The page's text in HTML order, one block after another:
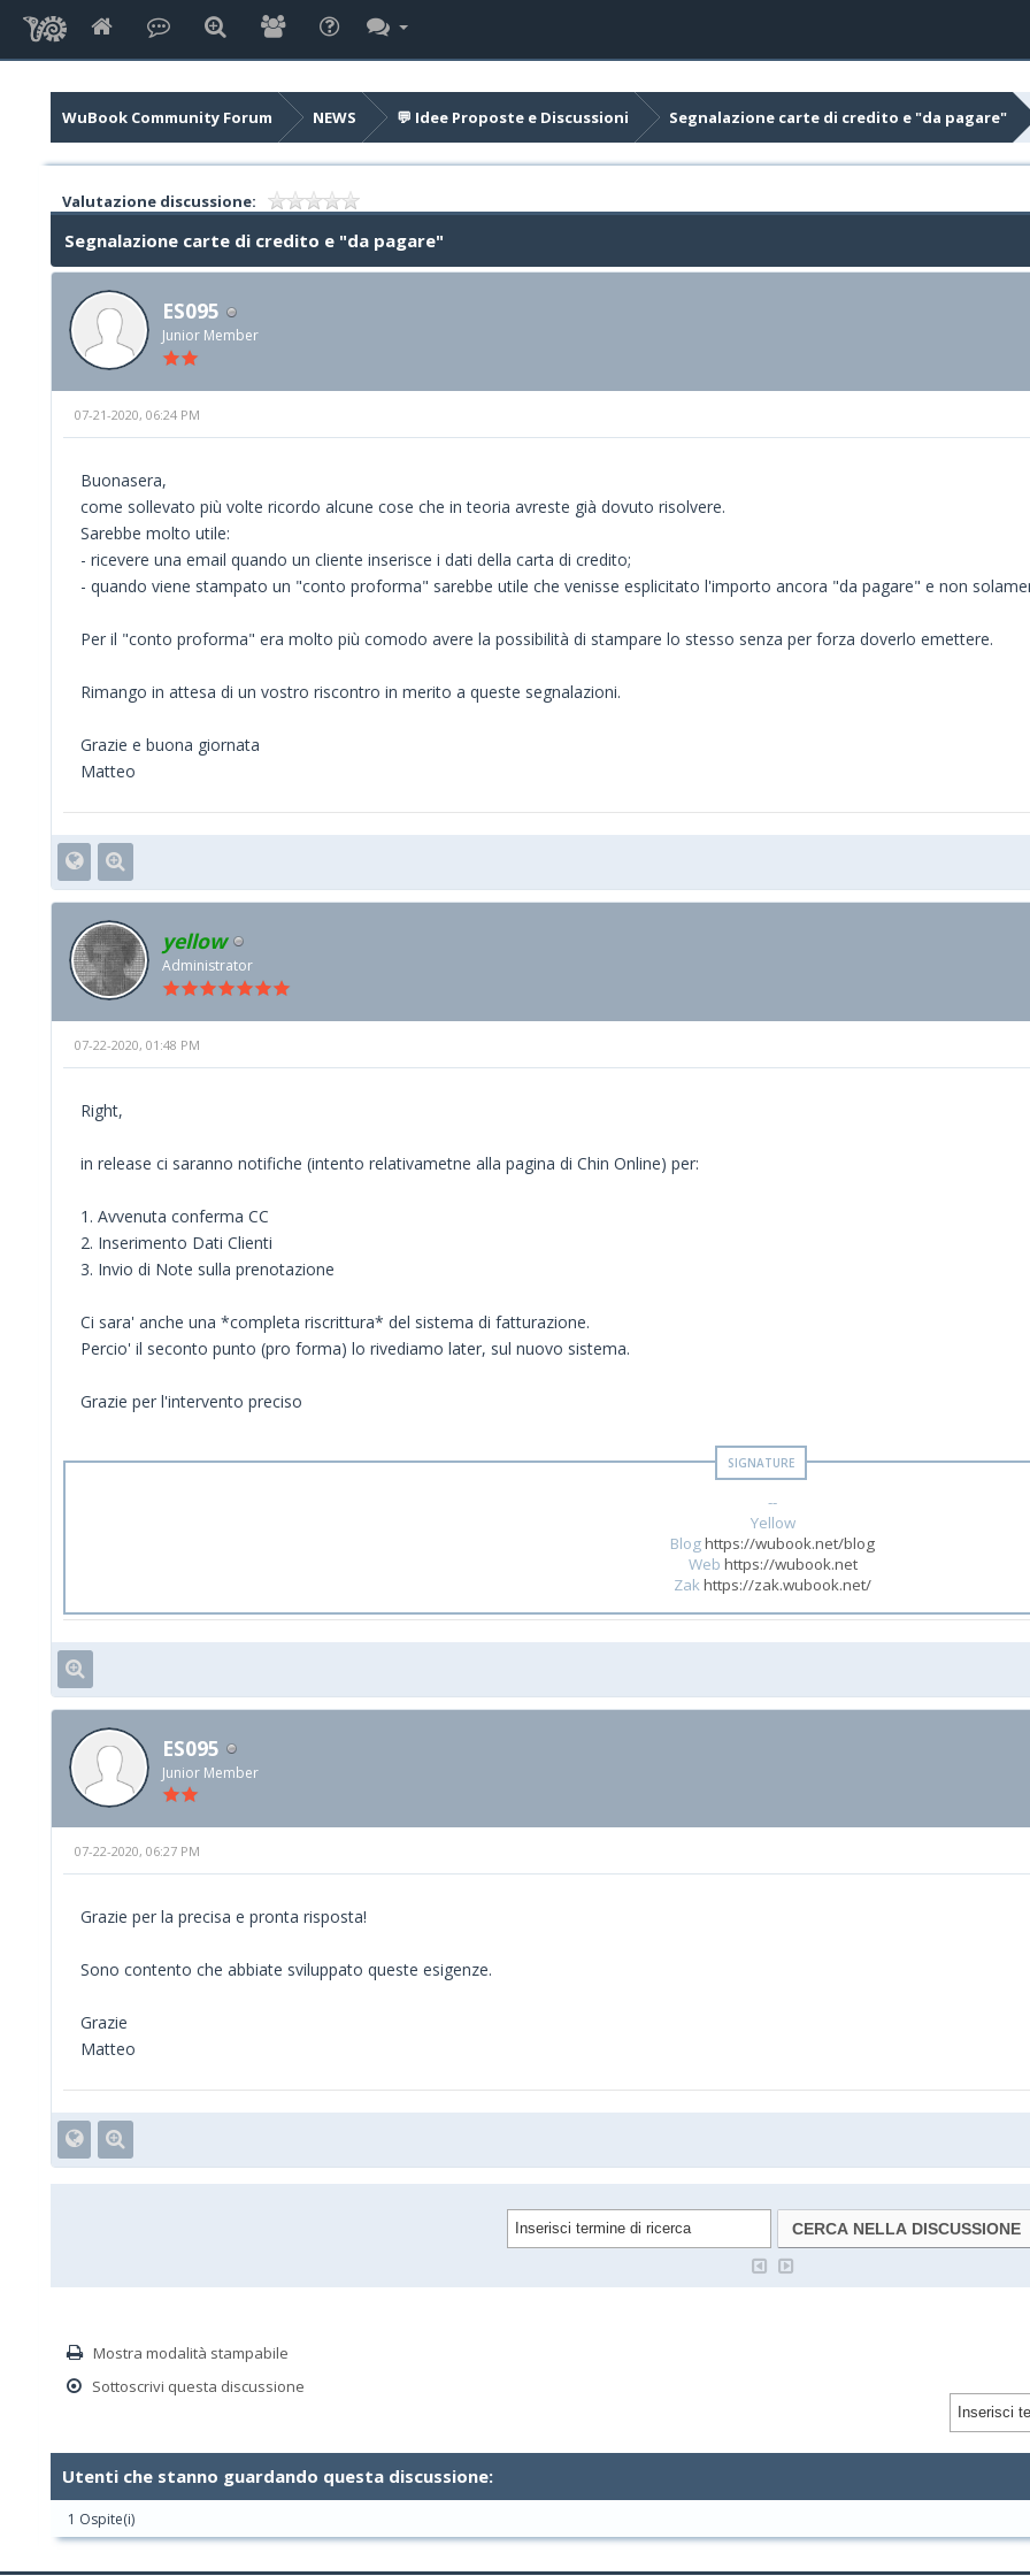
WuBook Community Forum NEWS 💬 Idee Proposte e Discussioni Segnalazione carte di credito e "da pagare"
Valutazione discussione:
Segnalazione carte di credito e "da pagare"
ES095
Junior Member
07-21-2020, 06:24 PM
Buonasera,
come sollevato più volte ricordo alcune cose che in teoria avreste già dovuto risolvere.
Sarebbe molto utile:
- ricevere una email quando un cliente inserisce i dati della carta di credito;
- quando viene stampato un "conto proforma" sarebbe utile che venisse esplicitato l'importo ancora "da pagare" e non
Per il "conto proforma" era molto più comodo avere la possibilità di stampare lo stesso senza per forza doverlo emettere.
Rimango in attesa di un vostro riscontro in merito a queste segnalazioni.
Grazie e buona giornata
Matteo
yellow
Administrator
07-22-2020, 01:48 PM
Right,
in release ci saranno notifiche (intento relativametne alla pagina di Chin Online) per:
1. Avvenuta conferma CC
2. Inserimento Dati Clienti
3. Invio di Note sulla prenotazione
Ci sara' anche una *completa riscrittura* del sistema di fatturazione.
Percio' il seconto punto (pro forma) lo rivediamo later, sul nuovo sistema.
Grazie per l'intervento preciso
--
Yellow
Bloghttps://wubook.net/blog
Web https://wubook.net
Zak https://zak.wubook.net/
ES095
Junior Member
07-22-2020, 06:27 PM
Grazie per la precisa e pronta risposta!
Sono contento che abbiate sviluppato queste esigenze.
Grazie
Matteo
Mostra modalità stampabile
Sottoscrivi questa discussione
Utenti che stanno guardando questa discussione:
1 Ospite(i)